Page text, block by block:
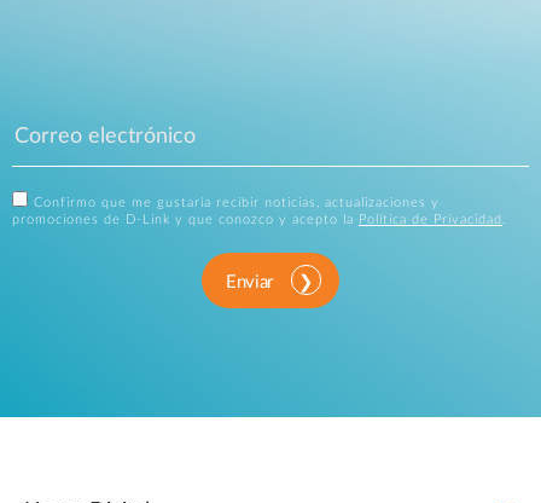
Confirmo que me gustaría recibir noticias, actualizaciones y
promociones de D-Link y que conozco y acepto la
Política de Privacidad .
Enviar